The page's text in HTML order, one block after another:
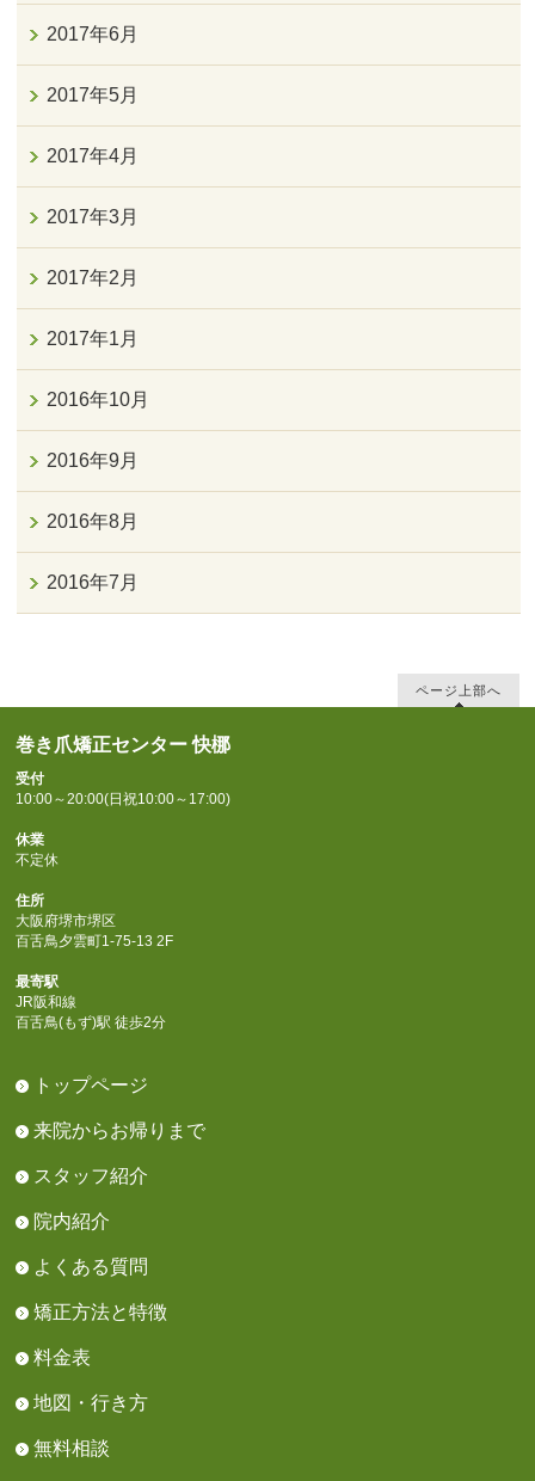
2017年6月
2017年5月
2017年4月
2017年3月
2017年2月
2017年1月
2016年10月
2016年9月
2016年8月
2016年7月
ページ上部へ
巻き爪矯正センター 快梛
受付
10:00～20:00(日祝10:00～17:00)
休業
不定休
住所
大阪府堺市堺区
百舌鳥夕雲町1-75-13 2F
最寄駅
JR阪和線
百舌鳥(もず)駅 徒歩2分
トップページ
来院からお帰りまで
スタッフ紹介
院内紹介
よくある質問
矯正方法と特徴
料金表
地図・行き方
無料相談